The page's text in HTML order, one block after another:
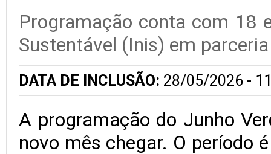
Programação conta com 18
Sustentável (Inis) em
DATA DE INCLUSÃO: 28/05/2026 -
A programação do Junho
novo mês chegar. O período